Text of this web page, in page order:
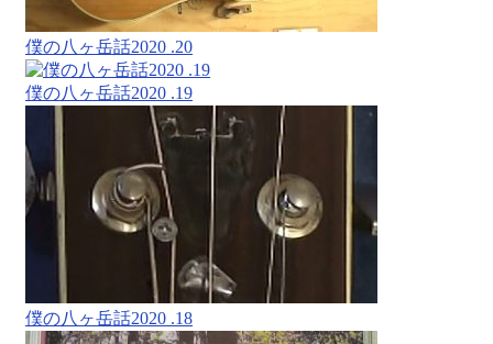
僕の八ヶ岳話2020 .20
僕の八ヶ岳話2020 .19
僕の八ヶ岳話2020 .18